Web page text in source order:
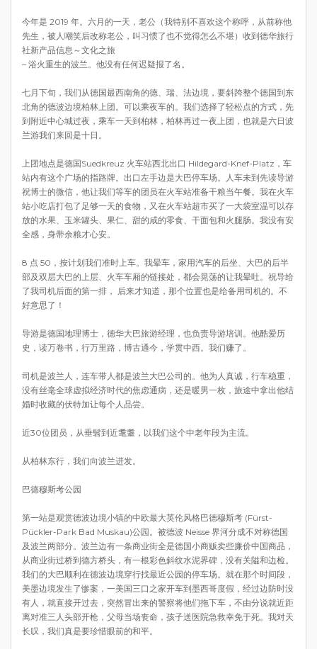
今年是 2019 年。六月的一天，老公（我特别不喜欢这个称呼，从前称他
先生，被人嘲笑后改称老公，叫习惯了也不觉得怎么不堪）收到德华旅行
社新产品信息～文化之旅
– 浴火重生的波兰。他没有任何迟疑报了名。
七月下旬，我们从德国最西南角的德、瑞、法边境，要斜跨整个德国到东
北角的德波边境柏林上团。可以乘夜车的。我们选择了轻松点的方式，先
到附近中心城过夜，乘车一天到柏林，柏林再过一夜上团，也就是六日波
兰游我们来回是十日。
上团地点是德国Suedkreuz 火车站西北出口 Hildegard-Knef-Platz，车
站内有这个广场的指路牌。出口左手边是大巴停车场。人车未到先读导游
祝博士的微信，他让我们等车的团员在火车站准备干粮当午餐。我在火车
站小吃店打包了足够一天的食物，又在火车站超市买了一大袋室温可以存
放的水果、玉米罐头、果仁、甜的咸的零食、干面包和火腿肠。我没有安
全感，身带余粮才心安。
8 点 50，按计划我们准时上车。我晕车，家用汽车的后坐、大巴的后半
部及双层大巴的上层、火车车厢的链接处，都会晃荡的让我晕吐。祝导给
了我司机后面的第一排， 后来才知道，那个位置也是给备用司机的。不
好意思了！
导游是德国地理博士，德华大巴旅游经理，也负责导游培训。他酷爱历
史，读万卷书，行万里路，博古通今，学贯中西。我们赚了。
司机是波兰人，连车带人都是波兰大巴公司的。他为人真诚，行车稳重，
没有丝毫全球虚拟经济时代的焦虑通病，还是暖男一枚，旅途中拿出他结
婚时收藏的伏特加让每个人品尝。
近30位团员，从垂髫到近耄耋，以我们这个中老年段为主流。
从柏林东行，我们向波兰进发。
巴德穆斯考公园
第一站是观赏德波边境小镇的中欧最大英伦风格巴德穆斯考 (Fürst-
Pückler-Park Bad Muskau)公园。被德波 Neisse 界河分成不对称德国
及波兰两部分。波兰边有一条商业街全是德国小商贩卖些廉价中国商品，
从商业街过桥到德方桥头，有一根彩色斜纹水泥界碑，没有关隘和边检。
我们的大巴顺利在德波边境穿行找最近公园的停车场。就在那个时间段，
美墨边境发生了惨案，一美国三口之家开车到墨西哥度假，经过边防时没
有人，就直接开过去，突然冒出来的警察将他们拖下车，不由分说就近距
离对准三人头部开枪，父母当场丧命，孩子送医院急救幸免于死。我对天
长叹，我们真是要珍惜眼前的和平。